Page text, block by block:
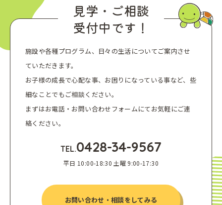
見学・ご相談
受付中です！
施設や各種プログラム、日々の生活についてご案内させ
ていただきます。
お子様の成長で心配な事、お困りになっている事など、些
細なことでもご相談ください。
まずはお電話・お問い合わせフォームにてお気軽にご連
絡ください。
TEL.0428-34-9567
平日 10:00-18:30 土曜 9:00-17:30
お問い合わせ・相談をしてみる